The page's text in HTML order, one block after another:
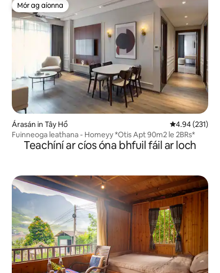
Mór ag aíonna
Mór ag aíonna
Árasán in Tây Hồ Meánrátáil
4.94 (231)
Fuinneoga leathana - Homeyy *Otis Apt 90m2 le 2BRs*
Teachíní ar cíos óna bhfuil fáil ar loch